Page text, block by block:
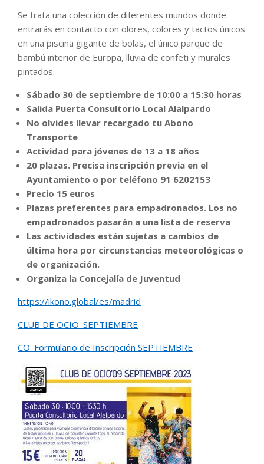
Se trata una colección de diferentes mundos donde
entrarás en contacto con olores, colores y tactos únicos
en una piscina gigante de bolas, el único parque de
bambú interior de Europa, lluvia de confeti y murales
pintados.
Sábado 30 de septiembre de 10:00 a 15:30 horas
Salida Puerta Consultorio Local Alalpardo
No olvides llevar recargado tu Abono
Transporte
Actividad para jóvenes de 13 a 18 años
20 plazas. Precisa inscripción previa en el
Ayuntamiento o por teléfono 91 6202153
Precio 15 euros
Plazas preferentes para empadronados. Los no
empadronados pasarán a una lista de reserva
Las actividades están sujetas a cambios de
última hora por circunstancias meteorológicas o
de organización.
Organiza la Concejalía de Juventud
https://ikono.global/es/madrid
CLUB DE OCIO_SEPTIEMBRE
CO_Formulario de Inscripción SEPTIEMBRE